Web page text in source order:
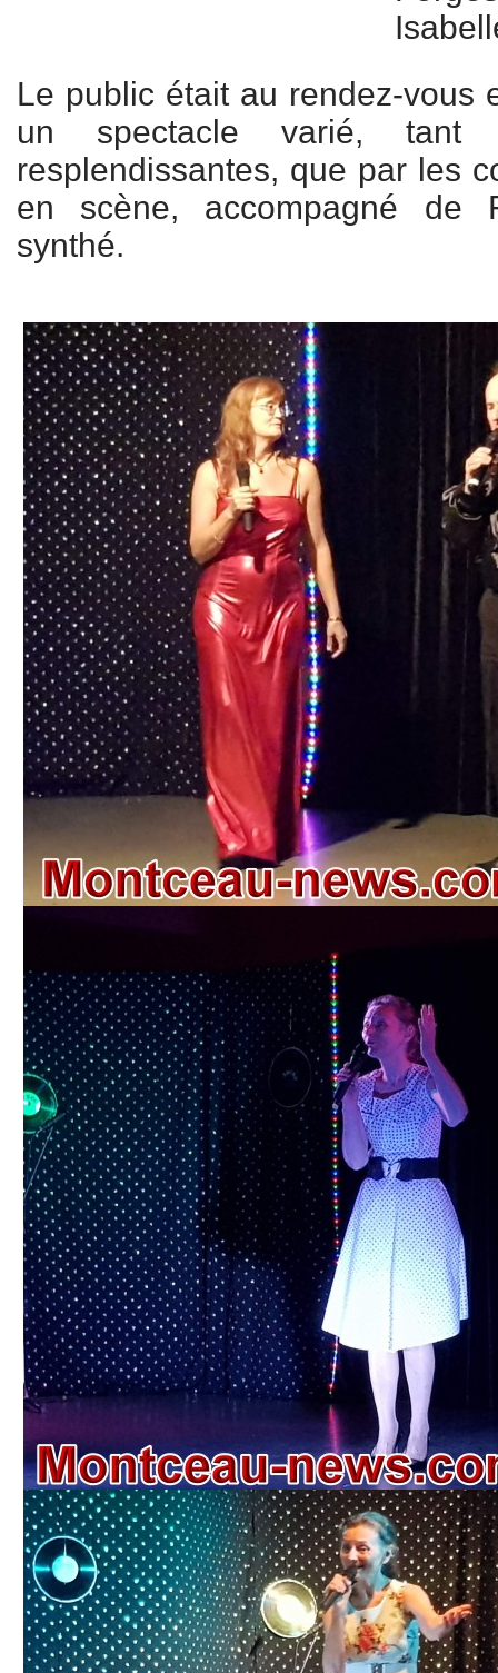
Le public était au rendez-vous
un spectacle varié, tant
resplendissantes, que par les
en scène, accompagné de
synthé.